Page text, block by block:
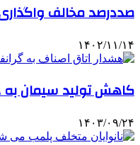
صددرصد مخالف
۱۴۰۲/۱۱/۱۴
کاهش تولید سیمان به
۱۴۰۳/۰۹/۲۴